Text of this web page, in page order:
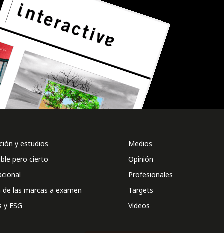
y estudios
pero cierto
de las marcas a examen
y ESG
Medios
Opinión
Profesionales
Targets
Videos